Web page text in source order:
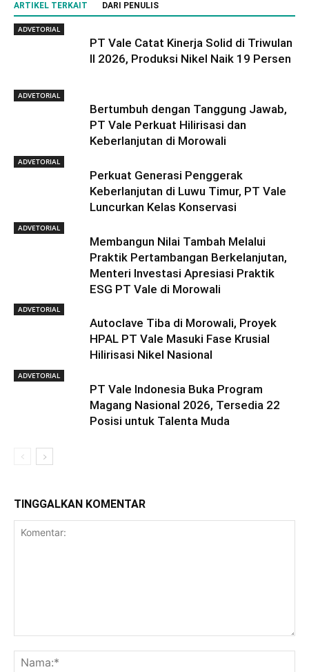
ARTIKEL TERKAIT DARI PENULIS
ADVETORIAL
PT Vale Catat Kinerja Solid di Triwulan
II 2026, Produksi Nikel Naik 19 Persen
ADVETORIAL
Bertumbuh dengan Tanggung Jawab,
PT Vale Perkuat Hilirisasi dan
Keberlanjutan di Morowali
ADVETORIAL
Perkuat Generasi Penggerak
Keberlanjutan di Luwu Timur, PT Vale
Luncurkan Kelas Konservasi
ADVETORIAL
Membangun Nilai Tambah Melalui
Praktik Pertambangan Berkelanjutan,
Menteri Investasi Apresiasi Praktik
ESG PT Vale di Morowali
ADVETORIAL
Autoclave Tiba di Morowali, Proyek
HPAL PT Vale Masuki Fase Krusial
Hilirisasi Nikel Nasional
ADVETORIAL
PT Vale Indonesia Buka Program
Magang Nasional 2026, Tersedia 22
Posisi untuk Talenta Muda
TINGGALKAN KOMENTAR